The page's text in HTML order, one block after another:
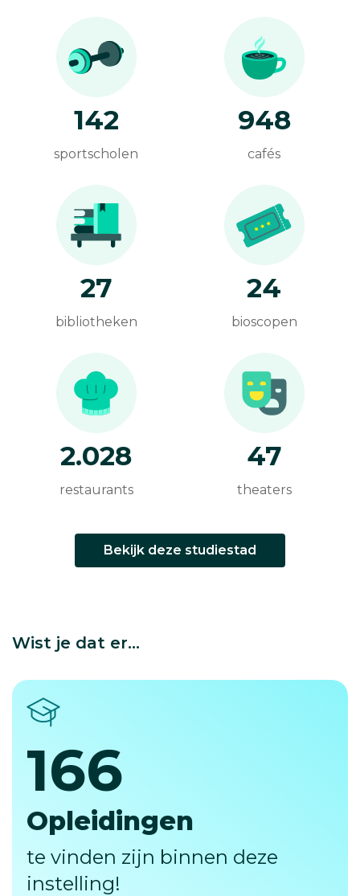
142
sportscholen
948
cafés
27
bibliotheken
24
bioscopen
2.028
restaurants
47
theaters
Bekijk deze studiestad
Wist je dat er...
166
166
Opleidingen
te vinden zijn binnen deze
instelling!